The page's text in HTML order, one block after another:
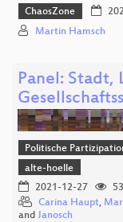
ChaosZone
Martin Hamsch
Panel: Stadt,
Politische
alte-hoelle
2021-12-27
Carina Haupt,
and Janosch